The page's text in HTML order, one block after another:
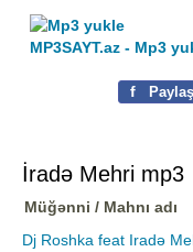
MP3SAYT.az - Mp3
f Paylaş
İradə Mehri mp3
Müğənni / Mahnı adı
Dj Roshka feat Iradə